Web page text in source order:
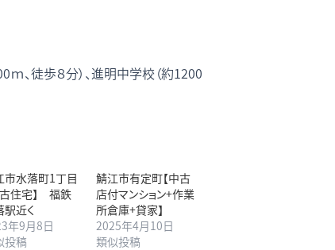
、徒歩８分）、進明中学校（約1200
市水落町1丁目
古住宅】 福鉄
近く
年9月8日
投稿
鯖江市有定町【中古
店付マンション+作業
所倉庫+貸家】
2025年4月10日
類似投稿